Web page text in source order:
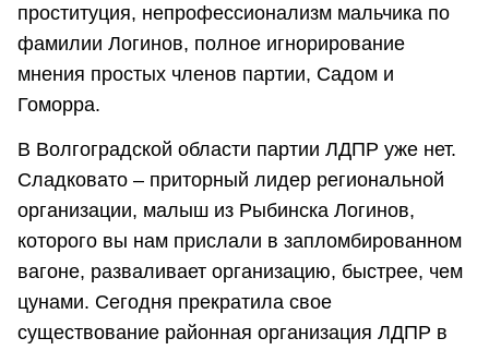
проституция, непрофессионализм мальчика по
фамилии Логинов, полное игнорирование
мнения простых членов партии, Садом и
Гоморра.
В Волгоградской области партии ЛДПР уже нет.
Сладковато – приторный лидер региональной
организации, малыш из Рыбинска Логинов,
которого вы нам прислали в запломбированном
вагоне, разваливает организацию, быстрее, чем
цунами. Сегодня прекратила свое
существование районная организация ЛДПР в